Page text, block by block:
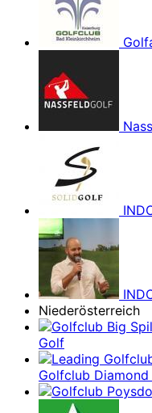
Niederösterreich
Golf
Golfclub